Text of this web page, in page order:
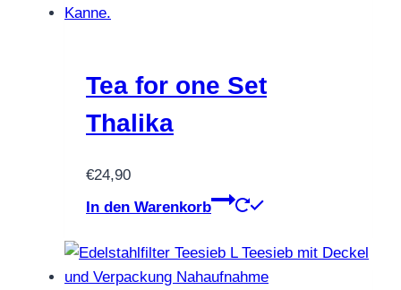
Tea for one Set
Thalika
€24,90
In den Warenkorb